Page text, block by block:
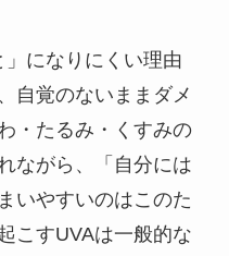
になりにくい理由
自覚のないままダメ
・たるみ・くすみの
ながら、「自分には
いやすいのはこのた
こすUVAは一般的な